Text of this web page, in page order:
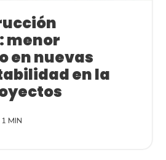
menor
en nuevas
en la
1 MIN